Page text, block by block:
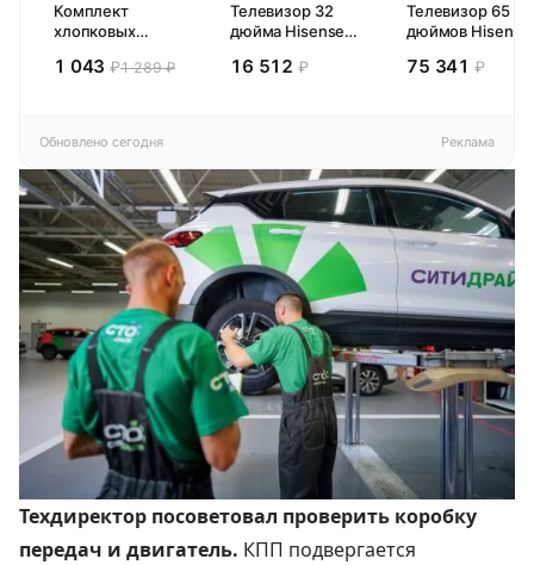
Комплект
хлопковых
полотенец 4 шт,
1 043₽1 289 ₽
Телевизор 32
дюйма Hisense
Смарт ТВ HD
16 512 ₽
Телевизор 65
дюймов Hisense
(2026) Смарт ТВ
75 341 ₽
Обновлено сегодня Реклама
Техдиректор посоветовал проверить коробку
передач и двигатель. КПП подвергается